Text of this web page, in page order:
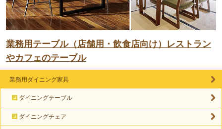
業務用テーブル（店舗用・飲食店向け）レストラン
やカフェのテーブル
業務用ダイニング家具
ダイニングテーブル
ダイニングチェア